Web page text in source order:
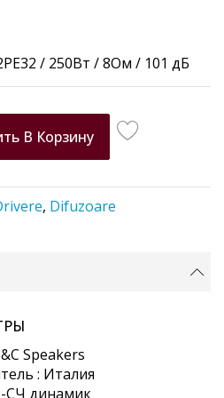
/ 250Вт / 8Ом / 101 дБ
В Корзину
, Difuzoare
Speakers
: Италия
СЧ динамик